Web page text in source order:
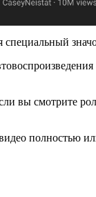
специальный
вы
полностью